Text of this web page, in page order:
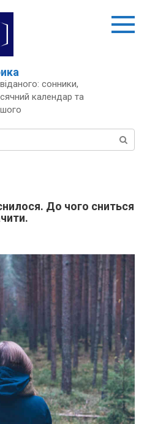
сонники,
календар та
До чого сниться